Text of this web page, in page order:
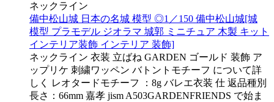
ネックライン
備中松山城 日本の名城 模型 ◎1／150 備中松山城[城
模型 プラモデル ジオラマ 城郭 ミニチュア 木製 キット
インテリア装飾 インテリア 装飾]
ネックライン 衣装 立ばね GARDEN ゴールド 装飾 ア
ップリケ 刺繍ワッペン バトントモチーフ について詳
しく レオタードモチーフ ：8g バレエ衣装 仕 返品種別
長さ：66mm 嘉孝 jism A503GARDENFRIENDS で始ま